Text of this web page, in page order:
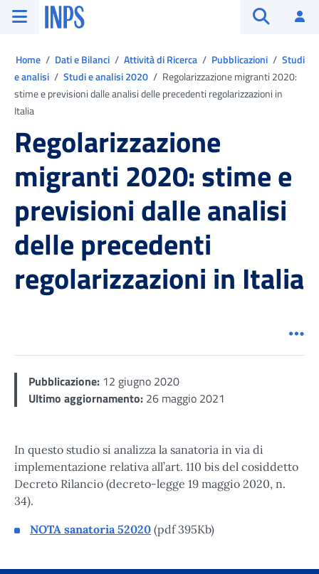
Vai al menu principale
Vai al contenuto principale
Vai al pie' di pagina
INPS ()
Home Dati e Bilanci Attività di Ricerca Pubblicazioni
Studi
e analisi
Studi e analisi 2020
Regolarizzazione migranti 2020:
stime e previsioni dalle analisi delle precedenti regolarizzazioni in
Italia
Regolarizzazione
migranti 2020: stime e
previsioni dalle analisi
delle precedenti
regolarizzazioni in Italia
Pubblicazione: 12 giugno 2020
Ultimo aggiornamento: 26 maggio 2021
In questo studio si analizza la sanatoria in via di
implementazione relativa all’art. 110 bis del cosiddetto
Decreto Rilancio (decreto-legge 19 maggio 2020, n.
34).
NOTA sanatoria 52020 (pdf 395Kb)